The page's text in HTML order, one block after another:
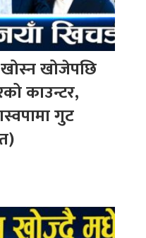
खोस्न खोजेपछि
काउन्टर,
गुट